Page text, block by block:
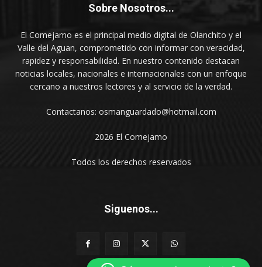
Sobre Nosotros...
El Comejamo es el principal medio digital de Olanchito y el
Valle del Aguan, comprometido con informar con veracidad,
rapidez y responsabilidad. En nuestro contenido destacan
noticias locales, nacionales e internacionales con un enfoque
cercano a nuestros lectores y al servicio de la verdad.
Contactanos: osmanguardado@hotmail.com
2026 El Comejamo
Todos los derechos reservados
Siguenos...